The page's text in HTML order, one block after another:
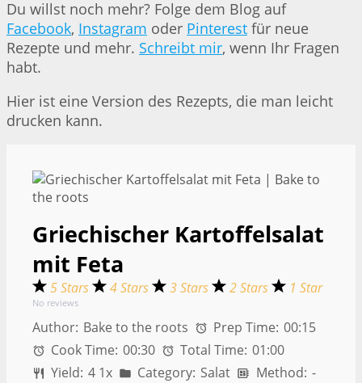
Du willst noch mehr? Folge dem Blog auf
Facebook, Instagram oder Pinterest für neue
Rezepte und mehr. Schreibt mir, wenn Ihr Fragen
habt.
Hier ist eine Version des Rezepts, die man leicht
drucken kann.
Griechischer Kartoffelsalat
mit Feta
5 Stars 4 Stars 3 Stars 2 Stars 1 Star
No reviews
Author: Bake to the roots Prep Time: 00:15
Cook Time: 00:30 Total Time: 01:00
Yield: 4 1x Category: Salat Method: -